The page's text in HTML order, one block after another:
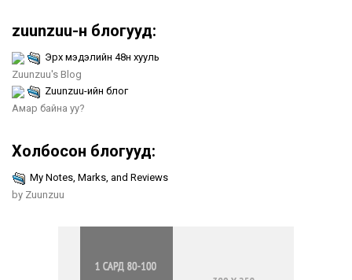
zuunzuu-н блогууд:
Эрх мэдэлийн 48н хууль
Zuunzuu's Blog
Zuunzuu-ийн блог
Амар байна уу?
Холбосон блогууд:
My Notes, Marks, and Reviews
by Zuunzuu